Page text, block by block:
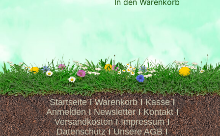
Startseite Warenkorb
Kasse
Anmelden
Newsletter
Kontakt
Versandkosten
Impressum
Datenschutz
Unsere AGB